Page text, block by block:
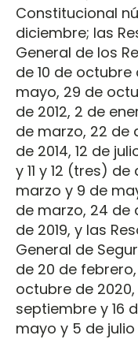
Constitucional
diciembre; las
General de los
de 10 de
mayo, 29 de
de 2012, 2 de
de marzo, 22 de
de 2014, 12 de
y 11 y 12 (tres)
marzo y 9 de
de marzo, 24 de
de 2019, y las
General de
de 20 de
octubre de 2020,
septiembre y 16
mayo y 5 de julio